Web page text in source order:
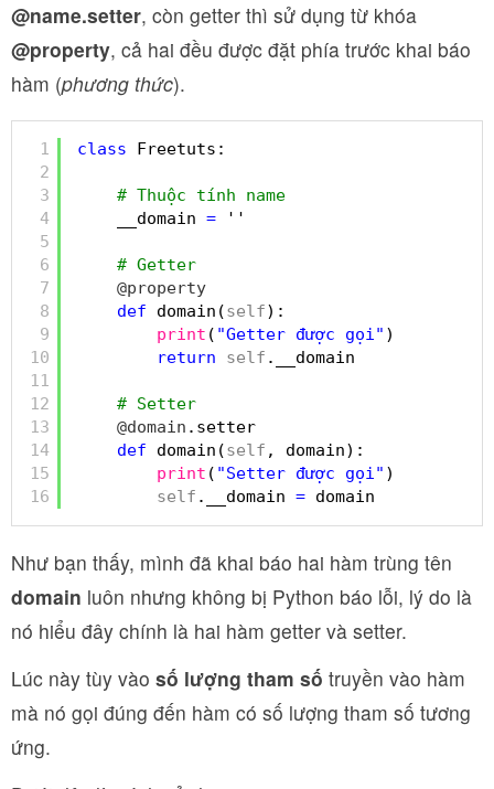
@name.setter, còn getter thì sử dụng từ khóa
@property, cả hai đều được đặt phía trước khai báo
hàm (phương thức).
1
2
3
4
5
6
7
8
9
10
11
12
13
14
15
16
class Freetuts:
# Thuộc tính name
__domain = ''
# Getter
@property
def
domain(self):
print ( "Getter được gọi" )
return
self .__domain
# Setter
@domain .setter
def
domain(self , domain):
print ( "Setter được gọi" )
self .__domain = domain
Như bạn thấy, mình đã khai báo hai hàm trùng tên
domain luôn nhưng không bị Python báo lỗi, lý do là
nó hiểu đây chính là hai hàm getter và setter.
Lúc này tùy vào số lượng tham số truyền vào hàm
mà nó gọi đúng đến hàm có số lượng tham số tương
ứng.